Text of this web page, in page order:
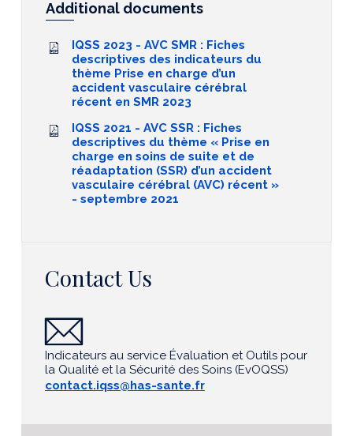
Additional documents
IQSS 2023 - AVC SMR : Fiches
descriptives des indicateurs du
thème Prise en charge d’un
accident vasculaire cérébral
récent en SMR 2023
IQSS 2021 - AVC SSR : Fiches
descriptives du thème « Prise en
charge en soins de suite et de
réadaptation (SSR) d’un accident
vasculaire cérébral (AVC) récent »
- septembre 2021
Contact Us
Indicateurs au service Évaluation et Outils pour
la Qualité et la Sécurité des Soins (EvOQSS)
contact.iqss@has-sante.fr